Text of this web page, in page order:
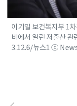
이기일 보건복지부 1
비에서 열린 저출산
3.12.6/뉴스1 ⓒ